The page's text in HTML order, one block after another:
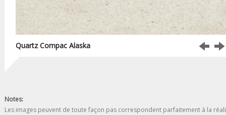
Quartz Compac Alaska
Notes:
Les images peuvent de toute façon pas correspondent parfaitement à la